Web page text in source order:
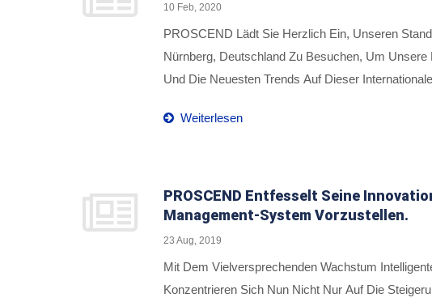
10 Feb, 2020
PROSCEND Lädt Sie Herzlich Ein, Unseren
Nürnberg, Deutschland Zu Besuchen, Um
Und Die Neuesten Trends Auf Dieser
Die Vorführungen Von PROSCEND Werden Auf
Weiterlesen
PROSCEND Entfesselt Seine
Management-System Vorzustellen.
23 Aug, 2019
Mit Dem Vielversprechenden Wachstum
Konzentrieren Sich Nun Nicht Nur Auf Die